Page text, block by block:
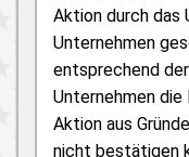
Aktion durch das
Unternehmen
entsprechend
Unternehmen die
Aktion aus
nicht bestätigen